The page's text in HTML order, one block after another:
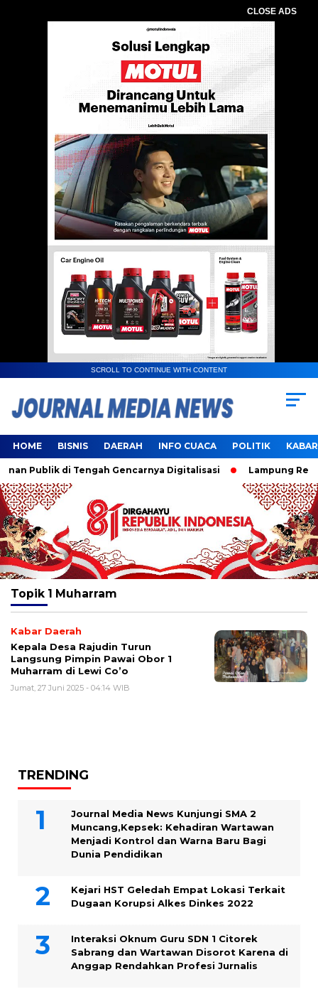
CLOSE ADS
SCROLL TO CONTINUE WITH CONTENT
HOME BISNIS DAERAH INFO CUACA POLITIK
Publik di Tengah Gencarnya Digitalisasi Lampung Resmi
Topik 1 Muharram
Kabar Daerah
Kepala Desa Rajudin Turun
Langsung Pimpin Pawai Obor 1
Muharram di Lewi Co’o
Jumat, 27 Juni 2025 - 04:14 WIB
TRENDING
Journal Media News Kunjungi SMA 2
Muncang,Kepsek: Kehadiran Wartawan
Menjadi Kontrol dan Warna Baru Bagi
Dunia Pendidikan
Kejari HST Geledah Empat Lokasi Terkait
Dugaan Korupsi Alkes Dinkes 2022
Interaksi Oknum Guru SDN 1 Citorek
Sabrang dan Wartawan Disorot Karena di
Anggap Rendahkan Profesi Jurnalis